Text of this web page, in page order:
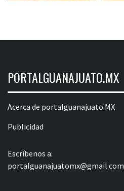
PORTALGUANAJUATO.MX
Acerca de portalguanajuato.MX
Publicidad
Escríbenos a:
portalguanajuatomx@gmail.com